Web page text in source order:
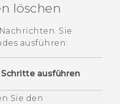
löschen
Nachrichten. Sie
ausführen:
Schritte ausführen
Sie den